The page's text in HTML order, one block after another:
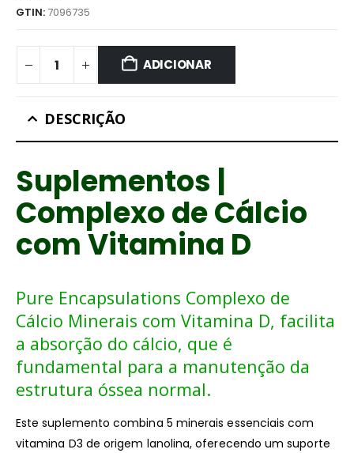
GTIN: 7096735
ADICIONAR
DESCRIÇÃO
Suplementos |
Complexo de Cálcio
com Vitamina D
Pure Encapsulations Complexo de
Cálcio Minerais com Vitamina D, facilita
a absorção do cálcio, que é
fundamental para a manutenção da
estrutura óssea normal.
Este suplemento combina 5 minerais essenciais com
vitamina D3 de origem lanolina, oferecendo um suporte